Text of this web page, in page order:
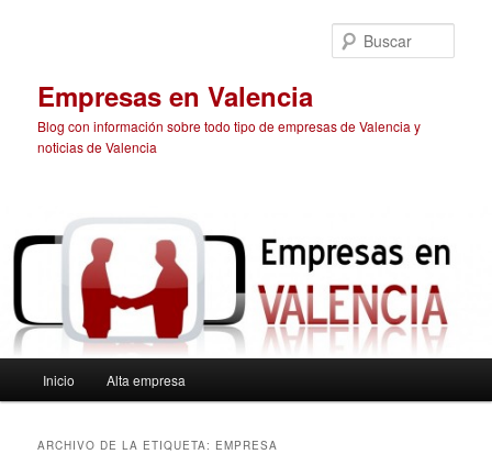
Empresas en Valencia
Blog con información sobre todo tipo de empresas de Valencia y
noticias de Valencia
principal
Inicio Alta empresa
ARCHIVO DE LA ETIQUETA: EMPRESA